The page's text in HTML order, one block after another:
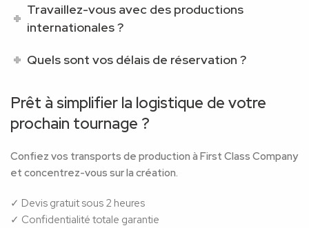
Travaillez-vous avec des productions
internationales ?
Quels sont vos délais de réservation ?
Prêt à simplifier la logistique de votre
prochain tournage ?
Confiez vos transports de production à First Class Company
et concentrez-vous sur la création.
✓ Devis gratuit sous 2 heures
✓ Confidentialité totale garantie